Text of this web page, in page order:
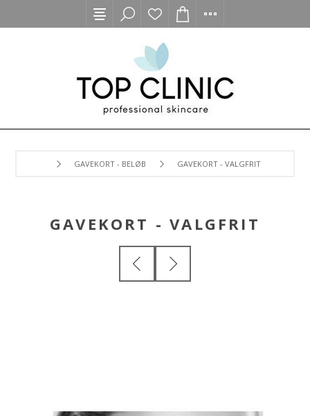
GAVEKORT - BELØB GAVEKORT - VALGFRIT
GAVEKORT - VALGFRIT